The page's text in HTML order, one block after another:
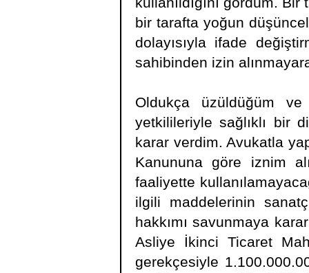
bir tarafta yoğun
dolayısıyla ifade
sahibinden izin
Oldukça üzüldüğüm
yetkilileriyle sağlıklı bir
karar verdim. Avukatla
Kanununa göre iznim
faaliyette
ilgili maddelerinin
hakkımı savunmaya
Asliye İkinci Ticaret
gerekçesiyle